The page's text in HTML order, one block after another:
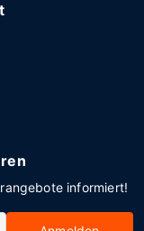
informiert!